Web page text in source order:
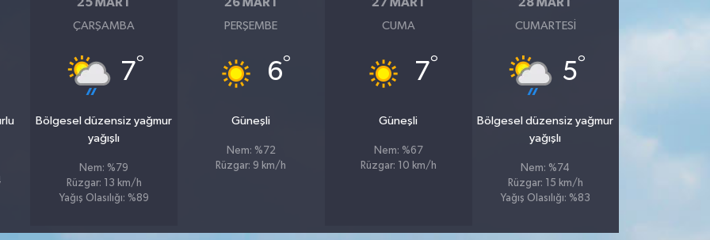
25 MART
ÇARŞAMBA
7°
Bölgesel düzensiz yağmur
yağışlı
Nem: %79
Rüzgar: 13 km/h
Yağış Olasılığı: %89
26 MART
PERŞEMBE
6°
Güneşli
Nem: %72
Rüzgar: 9 km/h
27 MART
CUMA
7°
Güneşli
Nem: %67
Rüzgar: 10 km/h
28 MART
CUMARTESI
5°
Bölgesel düzensiz yağmur
yağışlı
Nem: %74
Rüzgar: 15 km/h
Yağış Olasılığı: %83